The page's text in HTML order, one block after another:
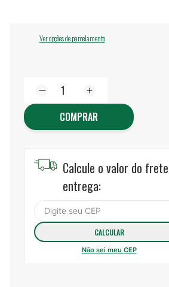
Ver opções de parcelamento
COMPRAR
Calcule o valor do
entrega:
Não sei meu CEP